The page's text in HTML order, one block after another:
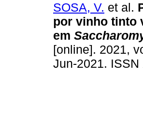
SOSA, V. et al.
por vinho tinto
em
[online]. 2021,
Jun-2021. ISSN